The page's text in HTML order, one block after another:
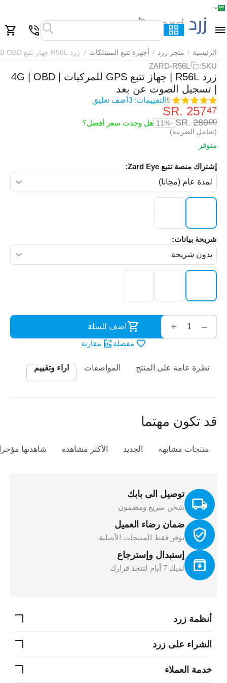
الرئيسية / متجر زرد / أجهزة تتبع الممتلكات / زرد R56L جهاز تتبع OBD للمركبات
SKU:
ZARD-R56L
زرد R56L | جهاز تتبع GPS للمركبات | 4G | OBD
| تسجيل الصوت عن بعد
5التقييمات: 3 أضف تعليق
SR.‎257
SR.‎289
-11% هل وجدت سعر أفضل؟
(شامل الضريبة)
متوفر
إشتراك منصة تتبع Zard Eye:
شريحة بيانات:
أضف للسلة
مفضلة
مقارنة
نظرة عامة على المنتج المواصفات أراء وتقييم
قد تكون مهتما
منتجات مشابهه الجديد الأكثر مشاهدة شاهدتها مؤخرا
توصيل الى بابك
شحن سريع ومضمون
ضمان رضاء العميل
نوفر فقط المنتجات الأصلية
إستبدال وإسترجاع
لديك 7 أيام لتتخذ قرارك
أنظمة زرد
الشراء على زرد
خدمة العملاء
الرئيسية القائمة بحث السلة قائمة المفضلة